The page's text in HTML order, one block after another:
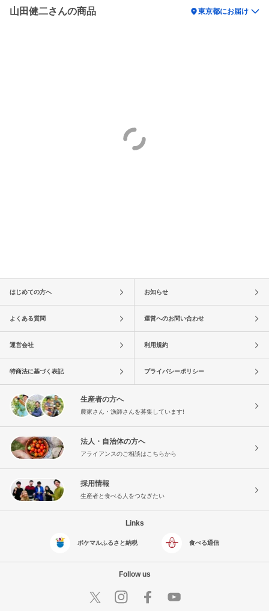
山田健二さんの商品 location_on東京都にお届け
はじめての方へ お知らせ
よくある質問 運営へのお問い合わせ
運営会社 利用規約
特商法に基づく表記 プライバシーポリシー
生産者の方へ
農家さん・漁師さんを募集しています!
法人・自治体の方へ
アライアンスのご相談はこちらから
採用情報
生産者と食べる人をつなぎたい
Links
ポケマルふるさと納税 食べる通信
Follow us